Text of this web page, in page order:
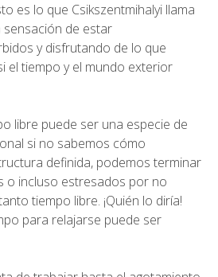
es lo que Csikszentmihalyi llama
sensación de estar
y disfrutando de lo que
el tiempo y el mundo exterior
libre puede ser una especie de
si no sabemos cómo
definida, podemos terminar
o incluso estresados por no
tiempo libre. ¡Quién lo diría!
para relajarse puede ser